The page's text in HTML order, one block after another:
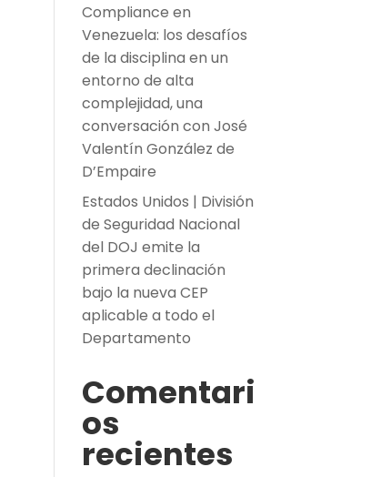
Compliance en
Venezuela: los desafíos
de la disciplina en un
entorno de alta
complejidad, una
conversación con José
Valentín González de
D’Empaire
Estados Unidos | División
de Seguridad Nacional
del DOJ emite la
primera declinación
bajo la nueva CEP
aplicable a todo el
Departamento
Comentari
os
recientes